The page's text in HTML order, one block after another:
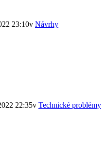
23:10v Návrhy
22:35v Technické problémy